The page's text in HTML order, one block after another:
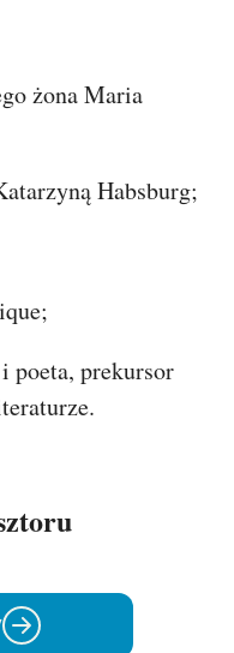
żona Maria
Habsburg;
poeta, prekursor